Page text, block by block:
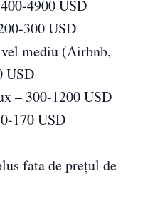
4900 USD
300 USD
mediu (Airbnb,
USD
– 300-1200 USD
170 USD
fata de prețul de